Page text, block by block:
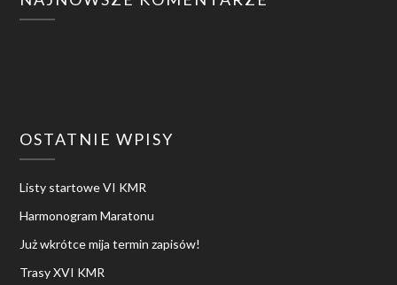
OSTATNIE WPISY
Listy startowe VI KMR
Harmonogram Maratonu
Już wkrótce mija termin zapisów!
Trasy XVI KMR